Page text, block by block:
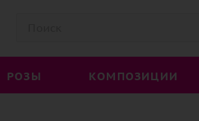
РОЗЫ КОМПОЗИЦИИ